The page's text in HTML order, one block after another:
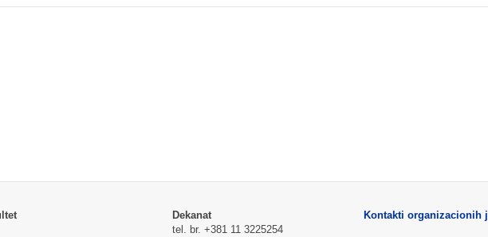
Dekanat
tel. br. +381 11 3225254
Kontakti organizacionih